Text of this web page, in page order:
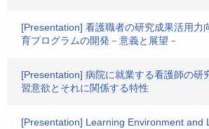
[Presentation] 看護職者の研究成果活用力
育プログラムの開発－意義と展望－
[Presentation] 病院に就業する看護師の研
習意欲とそれに関係する特性
[Presentation] Learning Environment and